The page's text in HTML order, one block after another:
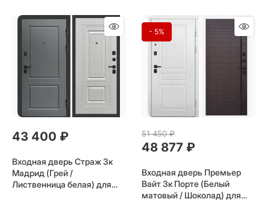
43 400 ₽
Входная дверь Страж 3к
Мадрид (Грей /
Лиственница белая) для
- 5%
51 450 ₽
48 877 ₽
Входная дверь Премьер
Вайт 3к Порте (Белый
матовый / Шоколад) для